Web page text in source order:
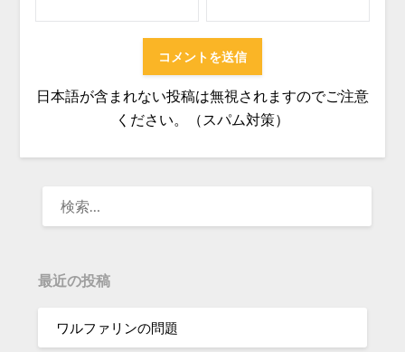
日本語が含まれない投稿は無視されますのでご注意
ください。（スパム対策）
最近の投稿
ワルファリンの問題